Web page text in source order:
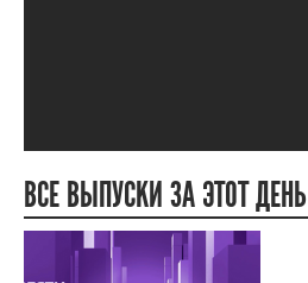
ВСЕ ВЫПУСКИ ЗА ЭТОТ ДЕНЬ